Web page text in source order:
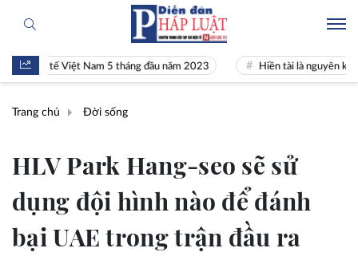
tế Việt Nam 5 tháng đầu năm 2023 Hiền tài là nguyên khí Quốc
Trang chủ Đời sống
HLV Park Hang-seo sẽ sử
dụng đội hình nào để đánh
bại UAE trong trận đầu ra